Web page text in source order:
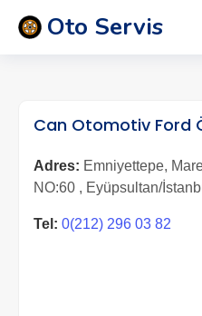
Oto Servis
Can Otomotiv Ford
Adres: Emniyettepe,
NO:60 , Eyüpsultan/
Tel: 0(212) 296 03 82